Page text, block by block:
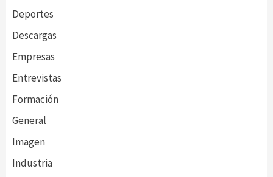
Deportes
Descargas
Empresas
Entrevistas
Formación
General
Imagen
Industria